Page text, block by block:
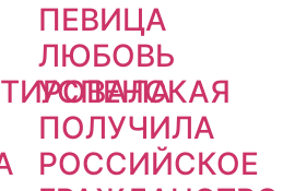
ПЕВИЦА
ЛЮБОВЬ
УСПЕНСКАЯ
ПОЛУЧИЛА
РОССИЙСКОЕ